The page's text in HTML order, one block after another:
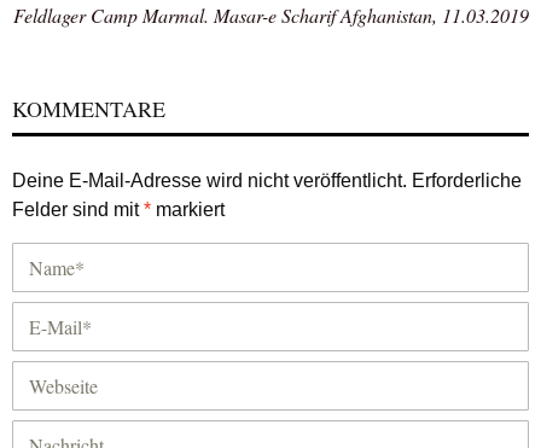
Feldlager Camp Marmal. Masar-e Scharif Afghanistan, 11.03.2019
KOMMENTARE
Deine E-Mail-Adresse wird nicht veröffentlicht. Erforderliche
Felder sind mit* markiert